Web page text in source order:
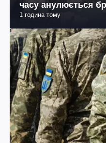
часу анулюється
1 година тому